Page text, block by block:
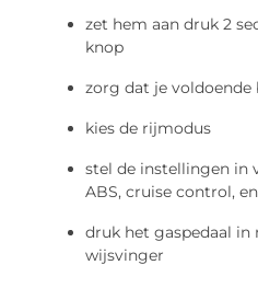
zet hem aan druk 2
knop
zorg dat je
kies de rijmodus
stel de instellingen in
ABS, cruise control,
druk het gaspedaal
wijsvinger